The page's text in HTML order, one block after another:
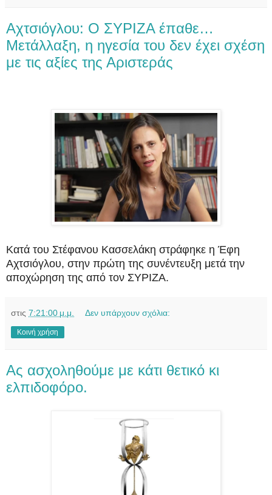
Αχτσιόγλου: Ο ΣΥΡΙΖΑ έπαθε…
Mετάλλαξη, η ηγεσία του δεν έχει σχέση
με τις αξίες της Αριστεράς
Κατά του Στέφανου Κασσελάκη στράφηκε η Έφη
Αχτσιόγλου, στην πρώτη της συνέντευξη μετά την
αποχώρηση της από τον ΣΥΡΙΖΑ.
στις 7:21:00 μ.μ. Δεν υπάρχουν σχόλια:
Κοινή χρήση
Ας ασχοληθούμε με κάτι θετικό κι
ελπιδοφόρο.